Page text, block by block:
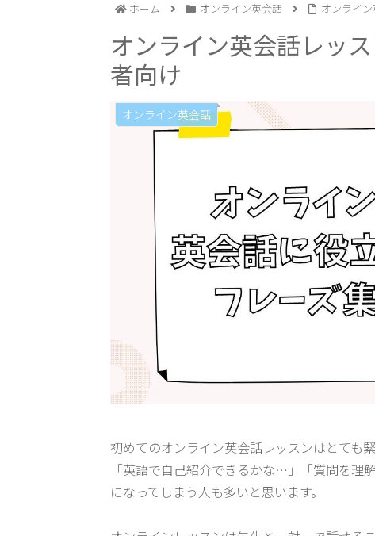
ホーム オンライン英会話 オンライ
オンライン英会話レッ
者向け
オンライン英会話
初めてのオンライン英会話レッスンはとても
「英語で自己紹介できるかな…」「質問を
になってしまう人も多いと思います。